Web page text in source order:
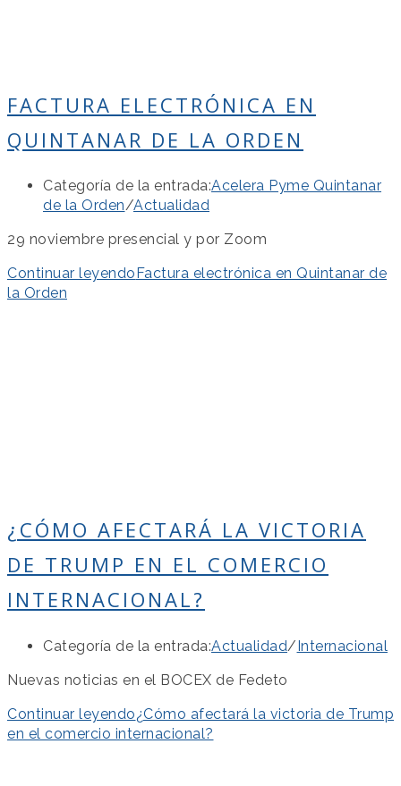
FACTURA ELECTRÓNICA EN
QUINTANAR DE LA ORDEN
Categoría de la entrada:Acelera Pyme Quintanar
de la Orden/Actualidad
29 noviembre presencial y por Zoom
Continuar leyendo Factura electrónica en Quintanar de
la Orden
¿CÓMO AFECTARÁ LA VICTORIA
DE TRUMP EN EL COMERCIO
INTERNACIONAL?
Categoría de la entrada:Actualidad/ Internacional
Nuevas noticias en el BOCEX de Fedeto
Continuar leyendo¿Cómo afectará la victoria de Trump
en el comercio internacional?